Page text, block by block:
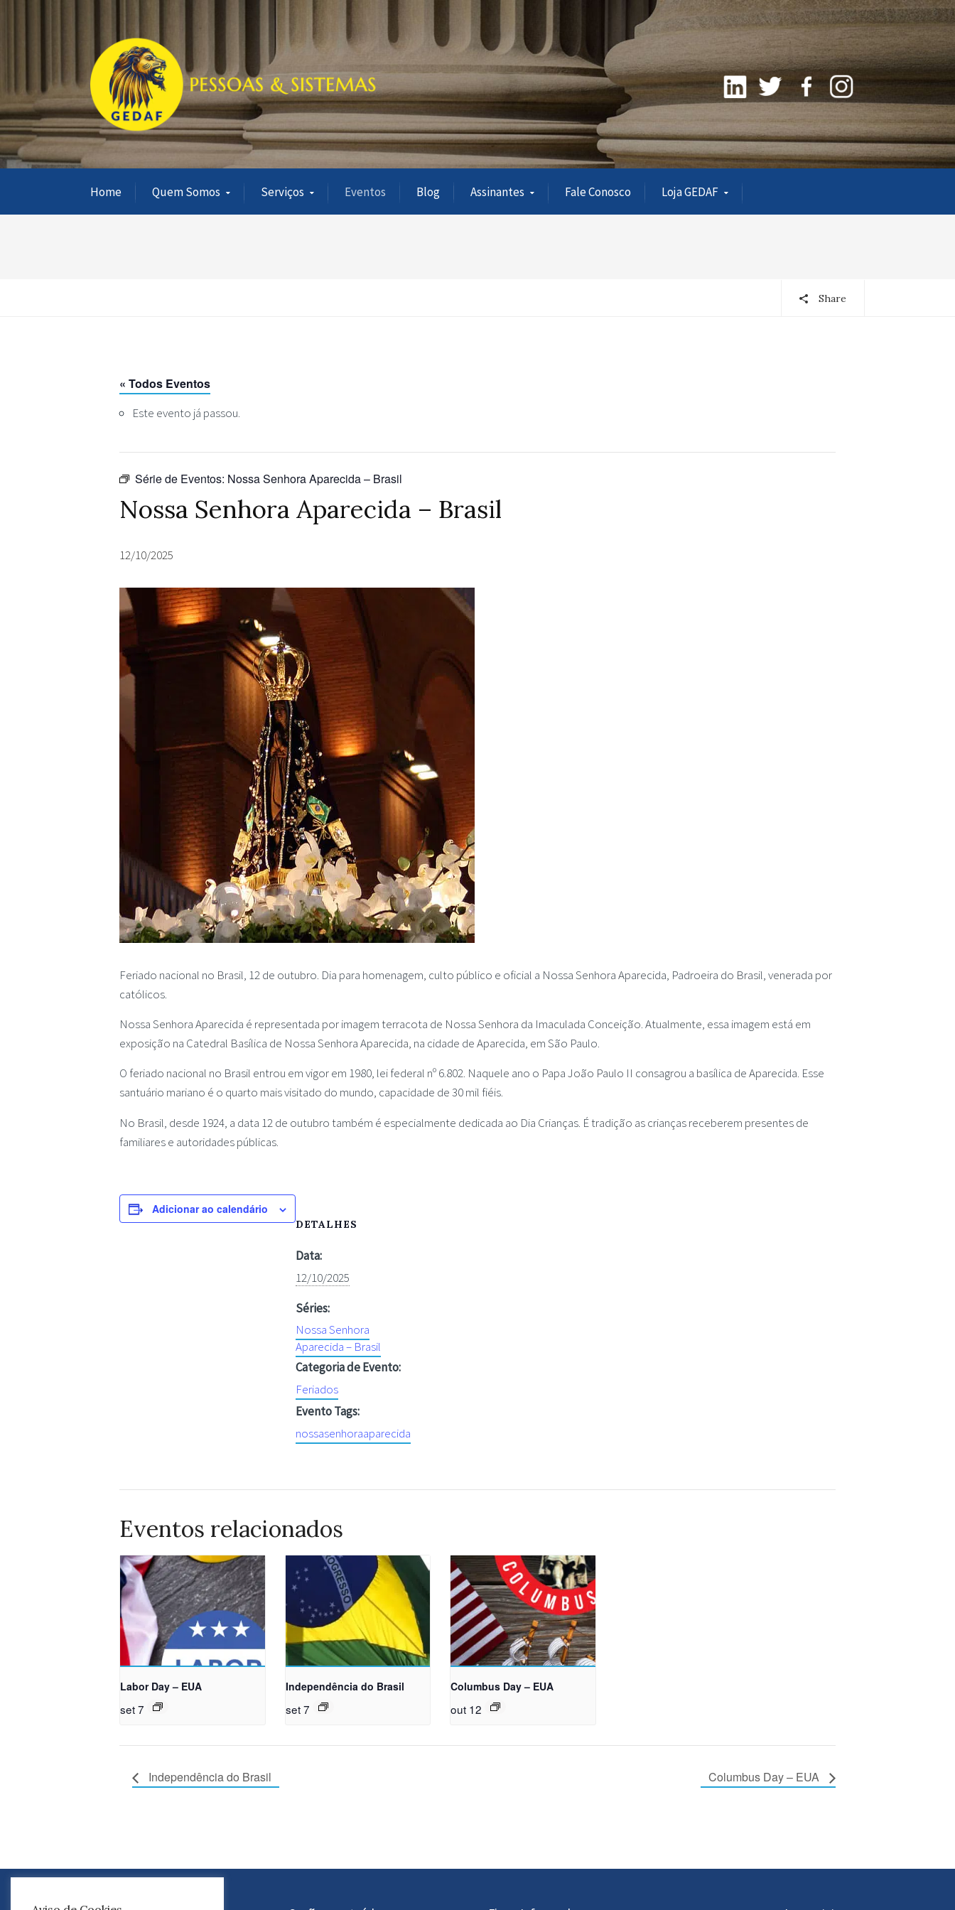
Home Quem Somos Serviços Eventos Blog Assinantes Fale Conosco Loja GEDAF
Share
« Todos Eventos
Este evento já passou.
Série de Eventos: Nossa Senhora Aparecida – Brasil
Nossa Senhora Aparecida – Brasil
12/10/2025
Feriado nacional no Brasil, 12 de outubro. Dia para homenagem, culto público e oficial a Nossa Senhora Aparecida, Padroeira do Brasil, venerada por
católicos.
Nossa Senhora Aparecida é representada por imagem terracota de Nossa Senhora da Imaculada Conceição. Atualmente, essa imagem está em
exposição na Catedral Basílica de Nossa Senhora Aparecida, na cidade de Aparecida, em São Paulo.
O feriado nacional no Brasil entrou em vigor em 1980, lei federal nº 6.802. Naquele ano o Papa João Paulo II consagrou a basílica de Aparecida. Esse
santuário mariano é o quarto mais visitado do mundo, capacidade de 30 mil fiéis.
No Brasil, desde 1924, a data 12 de outubro também é especialmente dedicada ao Dia Crianças. É tradição as crianças receberem presentes de
familiares e autoridades públicas.
Adicionar ao calendário
DETALHES
Data:
12/10/2025
Séries:
Nossa Senhora
Aparecida – Brasil
Categoria de Evento:
Feriados
Evento Tags:
nossasenhoraaparecida
Eventos relacionados
Labor Day – EUA
set 7
Independência do Brasil
set 7
Columbus Day – EUA
out 12
Independência do Brasil Columbus Day – EUA